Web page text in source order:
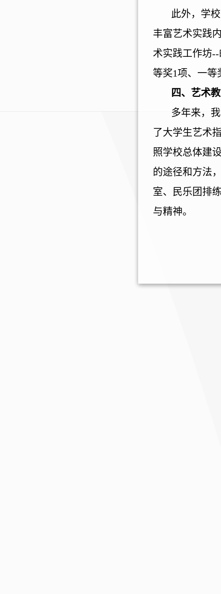
此外，学
丰富艺术实践
术实践工作坊--
等奖1项、一等
四、艺术
多年来，
了大学生艺术
照学校总体建
的途径和方法
室、民乐团排
与精神。